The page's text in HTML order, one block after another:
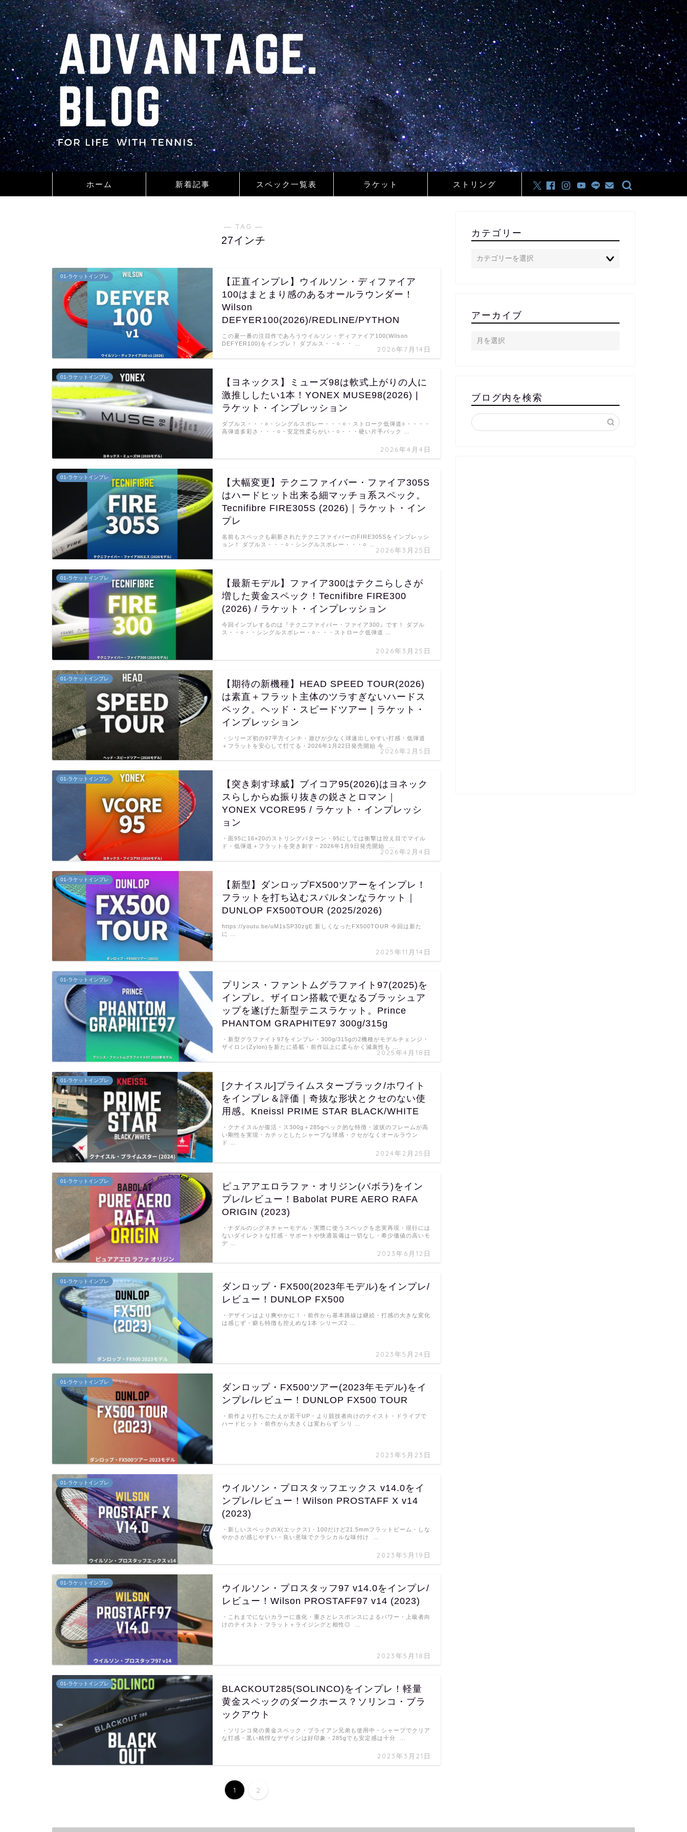
ホーム 新着記事 スペック一覧表 ラケット ストリング
― TAG ―
27インチ
01-ラケットインプレ
【正直インプレ】ウイルソン・ディファイア
100はまとまり感のあるオールラウンダー！
Wilson
DEFYER100(2026)/REDLINE/PYTHON
2026年7月14日
この夏一番の注目作であろうウイルソン・ディファイア100(Wilson
DEFYER100)をインプレ！ ダブルス・・○・・ …
01-ラケットインプレ
【ヨネックス】ミューズ98は軟式上がりの人に
激推ししたい1本！YONEX MUSE98(2026) |
ラケット・インプレッション
2026年4月4日
ダブルス・・・○・シングルスボレー・・・○・ストローク低弾道○・・・・
高弾道多彩さ・・・○・安定性柔らかい・○・・・硬い片手バック …
01-ラケットインプレ
【大幅変更】テクニファイバー・ファイア305S
はハードヒット出来る細マッチョ系スペック。
Tecnifibre FIRE305S (2026)｜ラケット・イン
プレ
2026年3月25日
名前もスペックも刷新されたテクニファイバーのFIRE305Sをインプレッシ
ョン！ ダブルス・・・○・シングルスボレー・・・○ …
01-ラケットインプレ
【最新モデル】ファイア300はテクニらしさが
増した黄金スペック！Tecnifibre FIRE300
(2026) / ラケット・インプレッション
2026年3月25日
今回インプレするのは『テクニファイバー・ファイア300』です！ ダブル
ス・・○・・シングルスボレー・○・・・ストローク低弾道 …
01-ラケットインプレ
【期待の新機種】HEAD SPEED TOUR(2026)
は素直＋フラット主体のツラすぎないハードス
ペック。ヘッド・スピードツアー | ラケット・
インプレッション
2026年2月5日
・シリーズ初の97平方インチ・遊びが少なく球速出しやすい打感・低弾道
＋フラットを安心して打てる・2026年1月22日発売開始 今 …
01-ラケットインプレ
【突き刺す球威】ブイコア95(2026)はヨネック
スらしからぬ振り抜きの鋭さとロマン｜
YONEX VCORE95 / ラケット・インプレッシ
ョン
2026年2月4日
・面95に16×20のストリングパターン・95にしては衝撃は控え目でマイル
ド・低弾道＋フラットを突き刺す・2026年1月9日発売開始 …
01-ラケットインプレ
【新型】ダンロップFX500ツアーをインプレ！
フラットを打ち込むスパルタンなラケット｜
DUNLOP FX500TOUR (2025/2026)
2025年11月14日
https://youtu.be/uM1sSP30zgE 新しくなったFX500TOUR 今回は新た
に …
01-ラケットインプレ
プリンス・ファントムグラファイト97(2025)を
インプレ。ザイロン搭載で更なるブラッシュア
ップを遂げた新型テニスラケット。Prince
PHANTOM GRAPHITE97 300g/315g
2025年4月18日
・新型グラファイト97をインプレ・300g/315gの2機種がモデルチェンジ・
ザイロン(Zylon)を新たに搭載・前作以上に柔らかく減衰性も …
01-ラケットインプレ
[クナイスル]プライムスターブラック/ホワイト
をインプレ＆評価｜奇抜な形状とクセのない使
用感。Kneissl PRIME STAR BLACK/WHITE
2024年2月25日
・クナイスルが復活・ス300g＋285gペック的な特徴・波状のフレームが高
い剛性を実現・カチッとしたシャープな球感・クセがなくオールラウン
ド …
01-ラケットインプレ
ピュアアエロラファ・オリジン(バボラ)をイン
プレ/レビュー！Babolat PURE AERO RAFA
ORIGIN (2023)
2023年6月12日
・ナダルのシグネチャーモデル・実際に使うスペックを忠実再現・現行には
ないダイレクトな打感・サポートや快適装備は一切なし・希少価値の高いモ
デ …
01-ラケットインプレ
ダンロップ・FX500(2023年モデル)をインプレ/
レビュー！DUNLOP FX500
2023年5月24日
・デザインはより爽やかに！・前作から基本路線は継続・打感の大きな変化
は感じず・癖も特徴も控えめな1本 シリーズ2 …
01-ラケットインプレ
ダンロップ・FX500ツアー(2023年モデル)をイ
ンプレ/レビュー！DUNLOP FX500 TOUR
2023年5月23日
・前作より打ちごたえが若干UP・より競技者向けのテイスト・ドライブで
ハードヒット・前作から大きくは変わらず シリ …
01-ラケットインプレ
ウイルソン・プロスタッフエックス v14.0をイ
ンプレ/レビュー！Wilson PROSTAFF X v14
(2023)
2023年5月19日
・新しいスペックのX(エックス)・100だけど21.5mmフラットビーム・しな
やかさが感じやすい・良い意味でクラシカルな味付け …
01-ラケットインプレ
ウイルソン・プロスタッフ97 v14.0をインプレ/
レビュー！Wilson PROSTAFF97 v14 (2023)
2023年5月18日
・これまでにないカラーに進化・重さとレスポンスによるパワー・上級者向
けのテイスト・フラット＋ライジングと相性◎ …
01-ラケットインプレ
BLACKOUT285(SOLINCO)をインプレ！軽量
黄金スペックのダークホース？ソリンコ・ブラ
ックアウト
2023年3月21日
・ソリンコ発の黄金スペック・ブライアン兄弟も使用中・シャープでクリア
な打感・黒い精悍なデザインは好印象・285gでも安定感は十分 …
1 2
カテゴリー
アーカイブ
ブログ内を検索